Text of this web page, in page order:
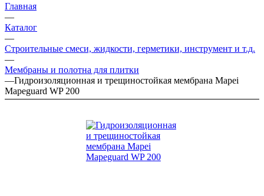
Главная
—
Каталог
—
Строительные смеси, жидкости, герметики, инструмент и т.д.
—
Мембраны и полотна для плитки
—Гидроизоляционная и трещиностойкая мембрана Mapei
Mapeguard WP 200